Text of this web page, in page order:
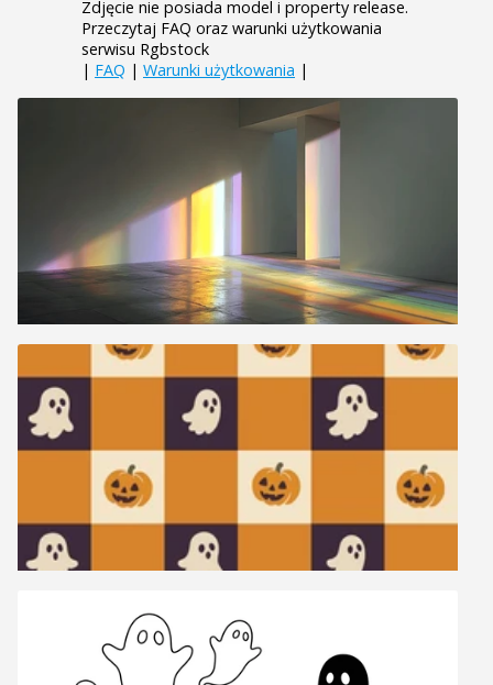
Zdjęcie nie posiada model i property release.
Przeczytaj FAQ oraz warunki użytkowania
serwisu Rgbstock
| FAQ | Warunki użytkowania |